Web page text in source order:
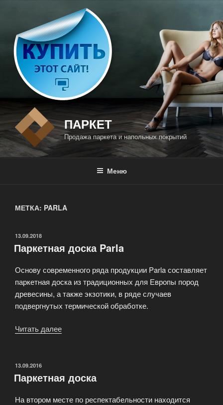
содержимому
ПАРКЕТ
Продажа паркета и напольных покрытий
Меню
МЕТКА: PARLA
ОПУБЛИКОВАНО
13.09.2018
Паркетная доска Parla
Основу современного ряда продукции Parla составляет
паркетная доска из традиционных для Европы пород
древесины, а также экзотики, в ряде случаев
подвергнутых термической обработке.
Читать далее
ОПУБЛИКОВАНО
13.09.2016
Паркетная доска
На втором месте по респектабельности находится